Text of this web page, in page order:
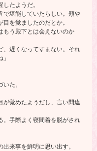
たようだ。
堪能していたらしい。頬や
を覚ましたのだとか。
もう殿下とは会えないのか
、遅くなってすまない。それ
た。
が覚めたようだし、言い間違
手際よく寝間着を脱がされ
来事を鮮明に思い出す。